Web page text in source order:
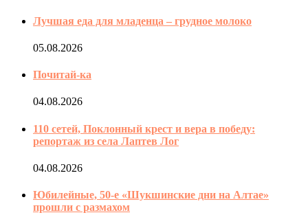
Лучшая еда для младенца – грудное молоко
05.08.2026
Почитай-ка
04.08.2026
110 сетей, Поклонный крест и вера в победу:
репортаж из села Лаптев Лог
04.08.2026
Юбилейные, 50-е «Шукшинские дни на Алтае»
прошли с размахом